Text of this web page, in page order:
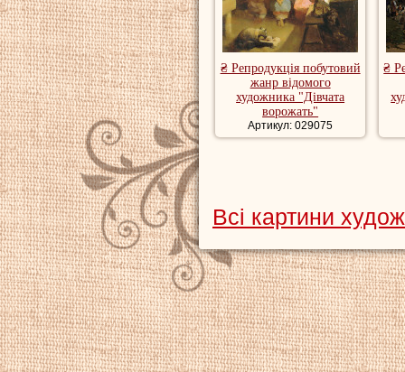
₴ Репродукція побутовий
жанр відомого
художника "Дівчата
ворожать"
Артикул: 029075
₴
Всі картини